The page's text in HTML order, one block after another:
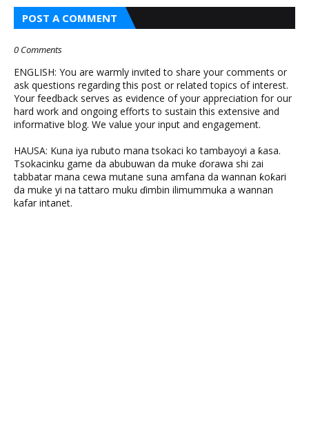
POST A COMMENT
0 Comments
ENGLISH: You are warmly invited to share your comments or
ask questions regarding this post or related topics of interest.
Your feedback serves as evidence of your appreciation for our
hard work and ongoing efforts to sustain this extensive and
informative blog. We value your input and engagement.
HAUSA: Kuna iya rubuto mana tsokaci ko tambayoyi a ƙasa.
Tsokacinku game da abubuwan da muke ɗorawa shi zai
tabbatar mana cewa mutane suna amfana da wannan ƙoƙari
da muke yi na tattaro muku ɗimbin ilimummuka a wannan
kafar intanet.